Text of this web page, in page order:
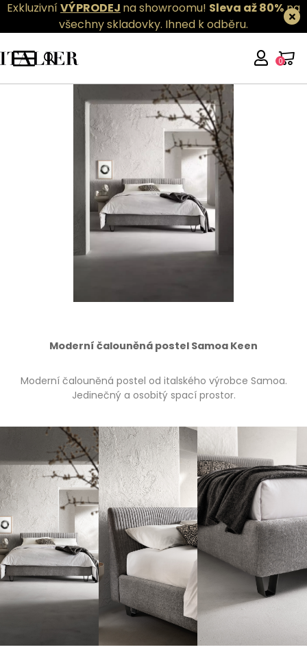
ExkluzivníVÝPRODEJ na showroomu! Sleva až 80%na
všechny skladovky. Ihned k odběru.
0
Moderní čalouněná postel Samoa Keen
Moderní čalouněná postel od italského výrobce Samoa.
Jedinečný a osobitý spací prostor.